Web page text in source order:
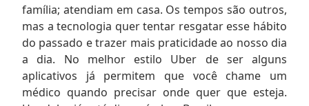
família; atendiam em casa. Os tempos são outros,
mas a tecnologia quer tentar resgatar esse hábito
do passado e trazer mais praticidade ao nosso dia
a dia. No melhor estilo Uber de ser alguns
aplicativos já permitem que você chame um
médico quando precisar onde quer que esteja.